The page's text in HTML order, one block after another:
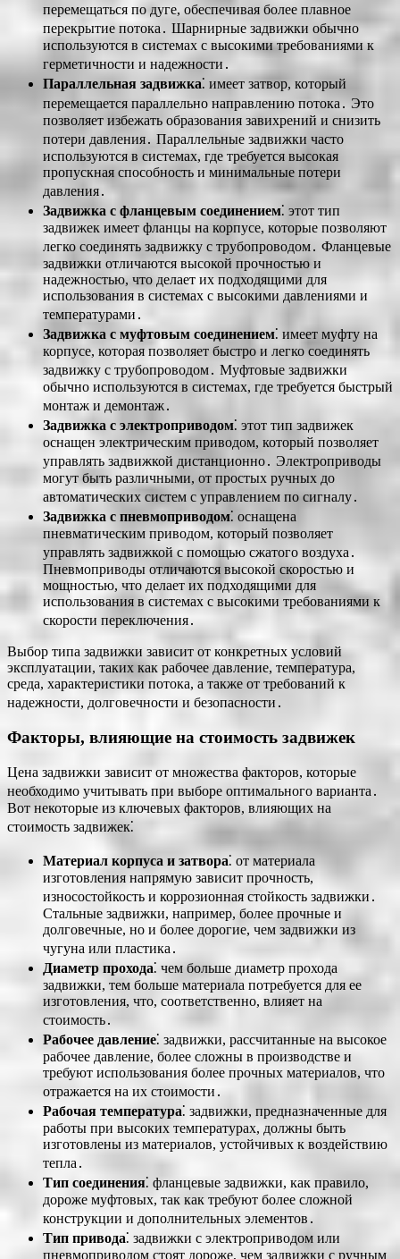
перемещаться по дуге, обеспечивая более плавное
перекрытие потока․ Шарнирные задвижки обычно
используются в системах с высокими требованиями к
герметичности и надежности․
Параллельная задвижка⁚ имеет затвор, который
перемещается параллельно направлению потока․ Это
позволяет избежать образования завихрений и снизить
потери давления․ Параллельные задвижки часто
используются в системах, где требуется высокая
пропускная способность и минимальные потери
давления․
Задвижка с фланцевым соединением⁚ этот тип
задвижек имеет фланцы на корпусе, которые позволяют
легко соединять задвижку с трубопроводом․ Фланцевые
задвижки отличаются высокой прочностью и
надежностью, что делает их подходящими для
использования в системах с высокими давлениями и
температурами․
Задвижка с муфтовым соединением⁚ имеет муфту на
корпусе, которая позволяет быстро и легко соединять
задвижку с трубопроводом․ Муфтовые задвижки
обычно используются в системах, где требуется быстрый
монтаж и демонтаж․
Задвижка с электроприводом⁚ этот тип задвижек
оснащен электрическим приводом, который позволяет
управлять задвижкой дистанционно․ Электроприводы
могут быть различными, от простых ручных до
автоматических систем с управлением по сигналу․
Задвижка с пневмоприводом⁚ оснащена
пневматическим приводом, который позволяет
управлять задвижкой с помощью сжатого воздуха․
Пневмоприводы отличаются высокой скоростью и
мощностью, что делает их подходящими для
использования в системах с высокими требованиями к
скорости переключения․
Выбор типа задвижки зависит от конкретных условий
эксплуатации, таких как рабочее давление, температура,
среда, характеристики потока, а также от требований к
надежности, долговечности и безопасности․
Факторы, влияющие на стоимость задвижек
Цена задвижки зависит от множества факторов, которые
необходимо учитывать при выборе оптимального варианта․
Вот некоторые из ключевых факторов, влияющих на
стоимость задвижек⁚
Материал корпуса и затвора⁚ от материала
изготовления напрямую зависит прочность,
износостойкость и коррозионная стойкость задвижки․
Стальные задвижки, например, более прочные и
долговечные, но и более дорогие, чем задвижки из
чугуна или пластика․
Диаметр прохода⁚ чем больше диаметр прохода
задвижки, тем больше материала потребуется для ее
изготовления, что, соответственно, влияет на
стоимость․
Рабочее давление⁚ задвижки, рассчитанные на высокое
рабочее давление, более сложны в производстве и
требуют использования более прочных материалов, что
отражается на их стоимости․
Рабочая температура⁚ задвижки, предназначенные для
работы при высоких температурах, должны быть
изготовлены из материалов, устойчивых к воздействию
тепла․
Тип соединения⁚ фланцевые задвижки, как правило,
дороже муфтовых, так как требуют более сложной
конструкции и дополнительных элементов․
Тип привода⁚ задвижки с электроприводом или
пневмоприводом стоят дороже, чем задвижки с ручным